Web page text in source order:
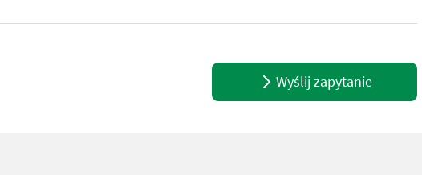
eignet sich perfekt für kleinere Traktoren & Flächen. Wie vom
Wyślij zapytanie